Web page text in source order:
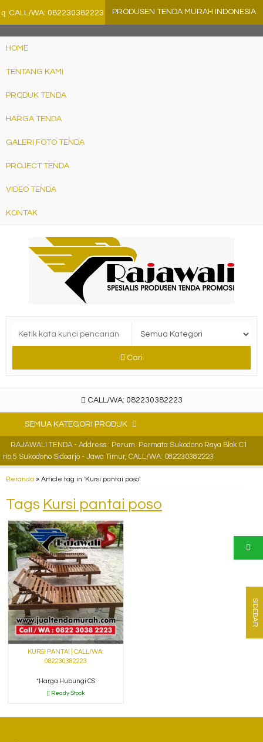
q CALL/WA: 082230382223 PRODUSEN TENDA MURAH INDONESIA
HOME
TENTANG KAMI
PRODUK TENDA
HARGA TENDA
GALERI FOTO TENDA
PROJECT TENDA
VIDEO TENDA
KONTAK
Cari
CALL/WA: 082230382223
SEMUA KATEGORI PRODUK
RAJAWALI TENDA - Address : Perum. Permata Sukodono Raya Blok C1
no.5 Sukodono Sidoarjo - Jawa Timur, CALL/WA: 082230382223
Beranda » Article tag in 'Kursi pantai poso'
Tags Kursi pantai poso
KURSI PANTAI | CALL/WA:
082230382223
*Harga Hubungi CS
Ready Stock
SIDEBAR